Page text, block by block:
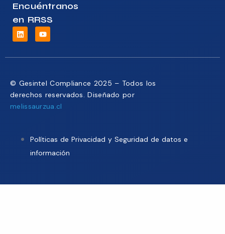
Encuéntranos
en RRSS
© Gesintel Compliance 2025 – Todos los
derechos reservados. Diseñado por
melissaurzua.cl
Políticas de Privacidad y Seguridad de datos e
información